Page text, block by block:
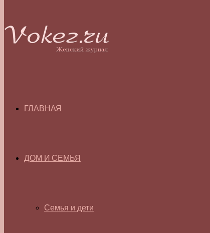
ГЛАВНАЯ
ДОМ И СЕМЬЯ
Семья и дети